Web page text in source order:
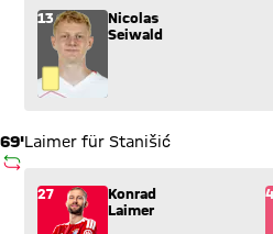
13
Nicolas
Seiwald
69'
AUSWECHSLUNG
Laimer für Stanišić
Wechsel: Konrad Laimer (27)
27
Konrad
Laimer